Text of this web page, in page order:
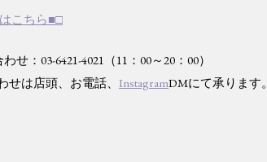
こちら■□
わせ：03-6421-4021
（11：00～20：00）
せは店頭、お電話、 InstagramDMにて承ります。